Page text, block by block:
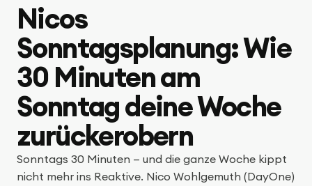
Nicos
Sonntagsplanung: Wie
30 Minuten am
Sonntag deine Woche
zurückerobern
Sonntags 30 Minuten — und die ganze Woche kippt
nicht mehr ins Reaktive. Nico Wohlgemuth (DayOne)